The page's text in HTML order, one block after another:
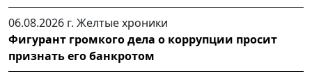
06.08.2026 г. Желтые хроники
Фигурант громкого дела о коррупции просит
признать его банкротом